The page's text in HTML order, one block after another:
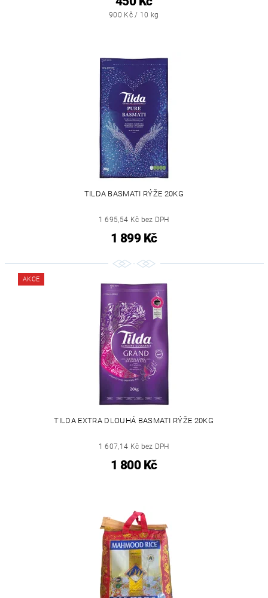
900 Kč / 10 kg
TILDA BASMATI RÝŽE 20KG
1 695,54 Kč bez DPH
1 899 Kč
AKCE
TILDA EXTRA DLOUHÁ BASMATI RÝŽE 20KG
1 607,14 Kč bez DPH
1 800 Kč